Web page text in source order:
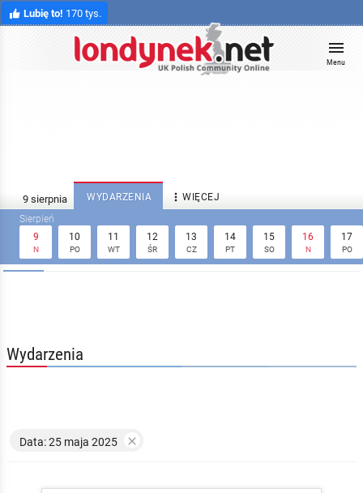
Lubię to! 170 tys.
Menu
WYDARZENIA  WIĘCEJ
9
N
10
PO
11
WT
12
ŚR
13
CZ
14
PT
15
SO
16
N
17
PO
Wydarzenia
Data: 25 maja 2025 